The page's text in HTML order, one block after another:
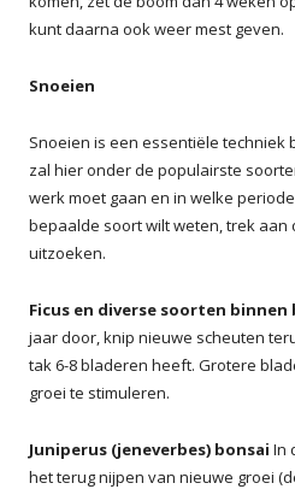
kunt daarna ook weer mest geven.
Snoeien
Snoeien is een essentiële techniek
zal hier onder de populairste
werk moet gaan en in welke
bepaalde soort wilt weten, trek aan
uitzoeken.
Ficus en diverse soorten binnen
jaar door, knip nieuwe scheuten
tak 6-8 bladeren heeft. Grotere
groei te stimuleren.
Juniperus (jeneverbes) bonsai In
het terug nijpen van nieuwe groei